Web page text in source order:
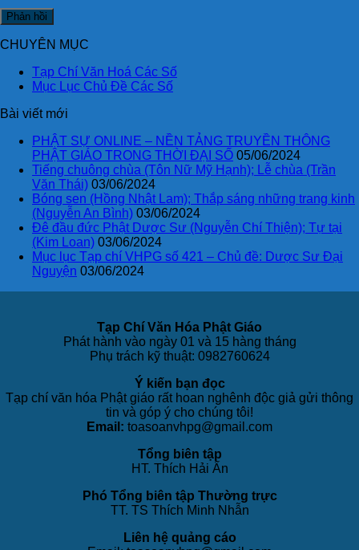
CHUYÊN MỤC
Tạp Chí Văn Hoá Các Số
Mục Lục Chủ Đề Các Số
Bài viết mới
PHẬT SỰ ONLINE – NỀN TẢNG TRUYỀN THÔNG
PHẬT GIÁO TRONG THỜI ĐẠI SỐ 05/06/2024
Tiếng chuông chùa (Tôn Nữ Mỹ Hạnh); Lễ chùa (Trần
Văn Thái) 03/06/2024
Bóng sen (Hồng Nhật Lam); Thắp sáng những trang kinh
(Nguyễn An Bình) 03/06/2024
Đê đầu đức Phật Dược Sư (Nguyễn Chí Thiện); Tự tại
(Kim Loan) 03/06/2024
Mục lục Tạp chí VHPG số 421 – Chủ đề: Dược Sư Đại
Nguyện 03/06/2024
Tạp Chí Văn Hóa Phật Giáo
Phát hành vào ngày 01 và 15 hàng tháng
Phụ trách kỹ thuật: 0982760624
Ý kiến bạn đọc
Tạp chí văn hóa Phật giáo rất hoan nghênh độc giả gửi thông
tin và góp ý cho chúng tôi!
Email: toasoanvhpg@gmail.com
Tổng biên tập
HT. Thích Hải Ấn
Phó Tổng biên tập Thường trực
TT. TS Thích Minh Nhẫn
Liên hệ quảng cáo